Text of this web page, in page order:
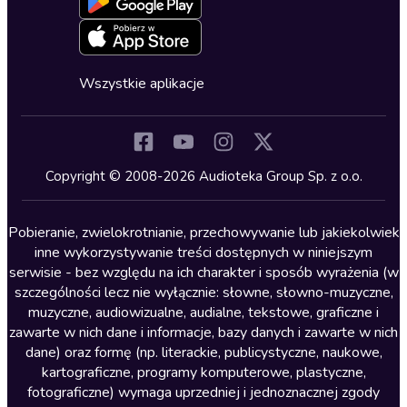
Kryminały
Lektury szkolne
Literatura anglojęzyczna
Literatura faktu
Literatura obyczajowa
Literatura piękna obca
Literatura piękna polska
Nagrania relaksacyjne
Deklaracja dostępności
Oferta dla firm i bibliotek
Zapowiedzi
Cykle audiobooków
Wszystkie aplikacje
Copyright © 2008-2026 Audioteka Group Sp. z o.o.
Pobieranie, zwielokrotnianie, przechowywanie lub jakiekolwiek
inne wykorzystywanie treści dostępnych w niniejszym
serwisie - bez względu na ich charakter i sposób wyrażenia (w
szczególności lecz nie wyłącznie: słowne, słowno-muzyczne,
muzyczne, audiowizualne, audialne, tekstowe, graficzne i
zawarte w nich dane i informacje, bazy danych i zawarte w nich
dane) oraz formę (np. literackie, publicystyczne, naukowe,
kartograficzne, programy komputerowe, plastyczne,
fotograficzne) wymaga uprzedniej i jednoznacznej zgody